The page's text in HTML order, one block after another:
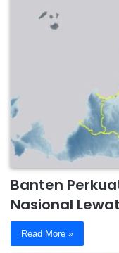
Banten
Nasional
Read More »